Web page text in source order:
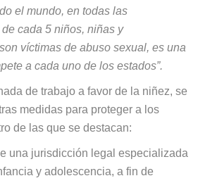
el mundo, en todas las
cada 5 niños, niñas y
víctimas de abuso sexual, es una
a cada uno de los estados”.
de trabajo a favor de la niñez, se
medidas para proteger a los
de las que se destacan:
una jurisdicción legal especializada
y adolescencia, a fin de